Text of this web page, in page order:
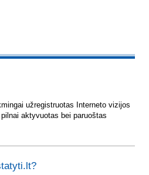
užregistruotas Interneto vizijos
aktyvuotas bei paruoštas